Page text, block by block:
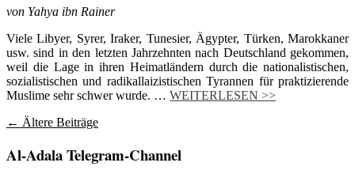
von Yahya ibn Rainer
Viele Libyer, Syrer, Iraker, Tunesier, Ägypter, Türken, Marokkaner
usw. sind in den letzten Jahrzehnten nach Deutschland gekommen,
weil die Lage in ihren Heimatländern durch die nationalistischen,
sozialistischen und radikallaizistischen Tyrannen für praktizierende
Muslime sehr schwer wurde. … WEITERLESEN >>
Beitragsnavigation
← Ältere Beiträge
Al-Adala Telegram-Channel